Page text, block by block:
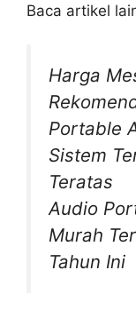
Baca artikel
Harga
Portable
Sistem
Teratas
Audio
Murah
Tahun Ini